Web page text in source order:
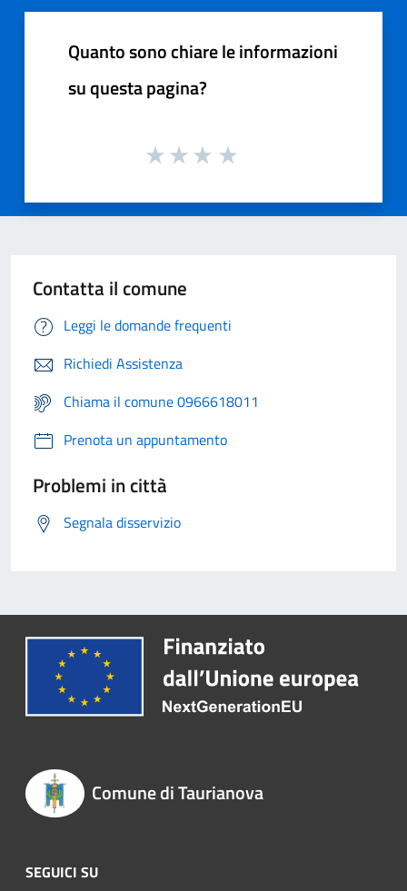
Quanto sono chiare le informazioni
su questa pagina?
Contatta il comune
Leggi le domande frequenti
Richiedi Assistenza
Chiama il comune 0966618011
Prenota un appuntamento
Problemi in città
Segnala disservizio
Comune di Taurianova
SEGUICI SU